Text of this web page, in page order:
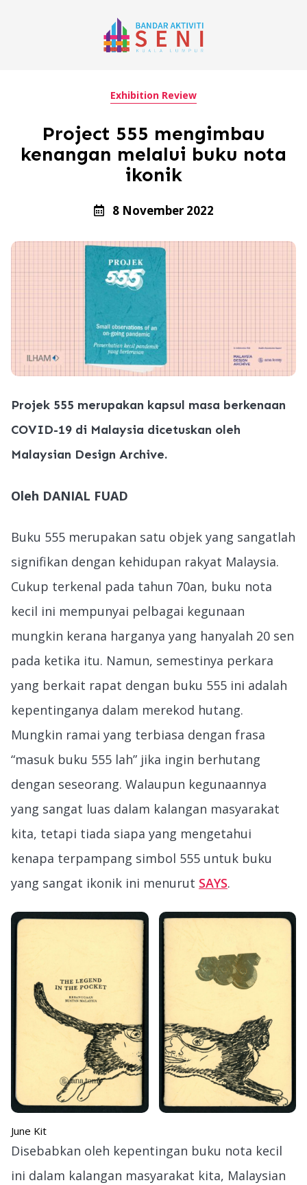
Exhibition Review
Project 555 mengimbau
kenangan melalui buku nota
ikonik
8 November 2022
Projek 555 merupakan kapsul masa berkenaan
COVID-19 di Malaysia dicetuskan oleh
Malaysian Design Archive.
Oleh DANIAL FUAD
Buku 555 merupakan satu objek yang sangatlah
signifikan dengan kehidupan rakyat Malaysia.
Cukup terkenal pada tahun 70an, buku nota
kecil ini mempunyai pelbagai kegunaan
mungkin kerana harganya yang hanyalah 20 sen
pada ketika itu. Namun, semestinya perkara
yang berkait rapat dengan buku 555 ini adalah
kepentinganya dalam merekod hutang.
Mungkin ramai yang terbiasa dengan frasa
“masuk buku 555 lah” jika ingin berhutang
dengan seseorang. Walaupun kegunaannya
yang sangat luas dalam kalangan masyarakat
kita, tetapi tiada siapa yang mengetahui
kenapa terpampang simbol 555 untuk buku
yang sangat ikonik ini menurut SAYS.
June Kit
Disebabkan oleh kepentingan buku nota kecil
ini dalam kalangan masyarakat kita, Malaysian